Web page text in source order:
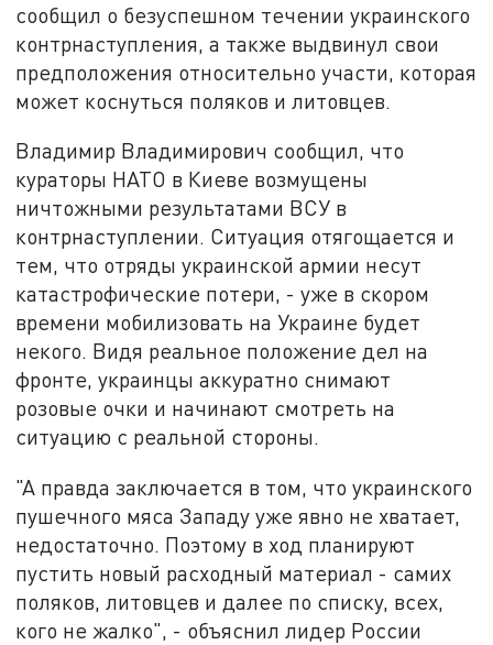
сообщил о безуспешном течении украинского
контрнаступления, а также выдвинул свои
предположения относительно участи, которая
может коснуться поляков и литовцев.
Владимир Владимирович сообщил, что
кураторы НАТО в Киеве возмущены
ничтожными результатами ВСУ в
контрнаступлении. Ситуация отягощается и
тем, что отряды украинской армии несут
катастрофические потери, - уже в скором
времени мобилизовать на Украине будет
некого. Видя реальное положение дел на
фронте, украинцы аккуратно снимают
розовые очки и начинают смотреть на
ситуацию с реальной стороны.
"А правда заключается в том, что украинского
пушечного мяса Западу уже явно не хватает,
недостаточно. Поэтому в ход планируют
пустить новый расходный материал - самих
поляков, литовцев и далее по списку, всех,
кого не жалко", - объяснил лидер России